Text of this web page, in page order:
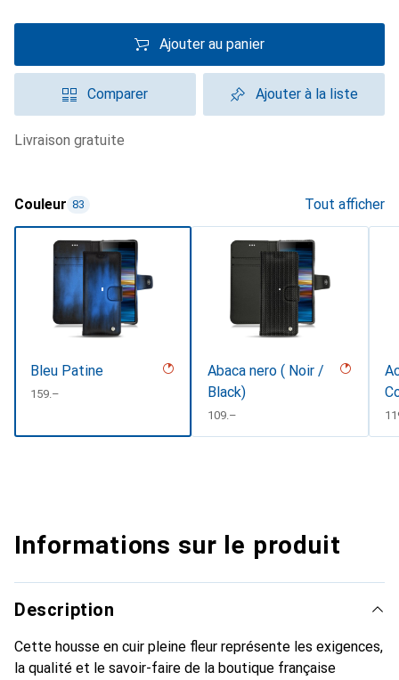
Ajouter au panier
Comparer Ajouter à la liste
livraison gratuite
Couleur 83 Tout afficher
Bleu Patine
CHF
159.–
Abaca nero ( Noir /
Black)
CHF
109.–
Informations sur le produit
Description
Cette housse en cuir pleine fleur représente les exigences,
la qualité et le savoir-faire de la boutique française